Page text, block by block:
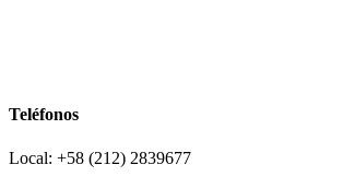
Teléfonos
Local: +58 (212) 2839677